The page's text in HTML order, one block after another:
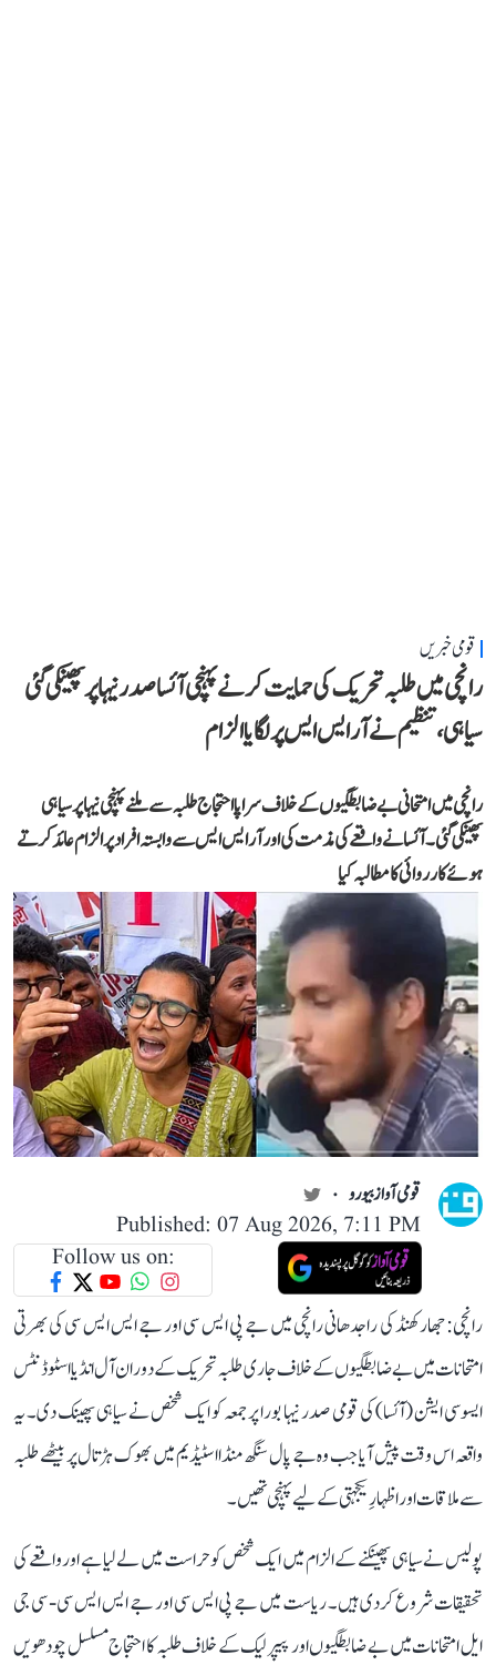
قومی خبریں
رانچی میں طلبہ تحریک کی حمایت کرنے پہنچی آئسا صدر نیہا پر پھینکی گئی
سیاہی، تنظیم نے آر ایس ایس پر لگایا الزام
رانچی میں امتحانی بے ضابطگیوں کے خلاف سراپا احتجاج طلبہ سے ملنے پہنچی نیہا پر سیاہی
پھینکی گئی۔ آئسا نے واقعے کی مذمت کی اور آر ایس ایس سے وابستہ افراد پر الزام عائد کرتے
ہوئے کارروائی کا مطالبہ کیا
قومی آواز بیورو
Published: 07 Aug 2026, 7:11 PM
Follow us on:
رانچی: جھارکھنڈ کی راجدھانی رانچی میں جے پی ایس سی اور جے ایس ایس سی کی بھرتی
امتحانات میں بے ضابطگیوں کے خلاف جاری طلبہ تحریک کے دوران آل انڈیا اسٹوڈنٹس
ایسوسی ایشن (آئسا) کی قومی صدر نیہا بورا پر جمعہ کو ایک شخص نے سیاہی پھینک دی۔ یہ
واقعہ اس وقت پیش آیا جب وہ جے پال سنگھ منڈا اسٹیڈیم میں بھوک ہڑتال پر بیٹھے طلبہ
سے ملاقات اور اظہارِ یکجہتی کے لیے پہنچی تھیں۔
پولیس نے سیاہی پھینکنے کے الزام میں ایک شخص کو حراست میں لے لیا ہے اور واقعے کی
تحقیقات شروع کر دی ہیں۔ ریاست میں جے پی ایس سی اور جے ایس ایس سی - سی جی
ایل امتحانات میں بے ضابطگیوں اور پیپر لیک کے خلاف طلبہ کا احتجاج مسلسل چودھویں